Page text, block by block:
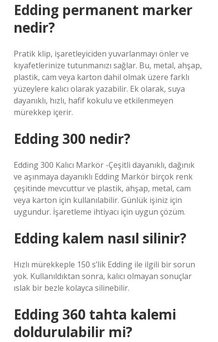
Edding permanent marker
nedir?
Pratik klip, işaretleyiciden yuvarlanmayı önler ve
kıyafetlerinize tutunmanızı sağlar. Bu, metal, ahşap,
plastik, cam veya karton dahil olmak üzere farklı
yüzeylere kalıcı olarak yazabilir. Ek olarak, suya
dayanıklı, hızlı, hafif kokulu ve etkilenmeyen
mürekkep içerir.
Edding 300 nedir?
Edding 300 Kalıcı Markör -Çeşitli dayanıklı, dağınık
ve aşınmaya dayanıklı Edding Markör birçok renk
çeşitinde mevcuttur ve plastik, ahşap, metal, cam
veya karton için kullanılabilir. Günlük işiniz için
uygundur. İşaretleme ihtiyacı için uygun çözüm.
Edding kalem nasıl silinir?
Hızlı mürekkeple 150 s’lik Edding ile ilgili bir sorun
yok. Kullanıldıktan sonra, kalıcı olmayan sonuçlar
ıslak bir bezle kolayca silinebilir.
Edding 360 tahta kalemi
doldurulabilir mi?